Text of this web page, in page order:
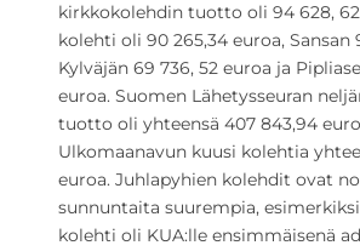
kirkkokolehdin tuotto oli 94 628,
kolehti oli 90 265,34 euroa, Sansan
Kylväjän 69 736, 52 euroa ja
euroa. Suomen Lähetysseuran
tuotto oli yhteensä 407 843,94
Ulkomaanavun kuusi kolehtia
euroa. Juhlapyhien kolehdit ovat
sunnuntaita suurempia,
kolehti oli KUA:lle ensimmäisenä